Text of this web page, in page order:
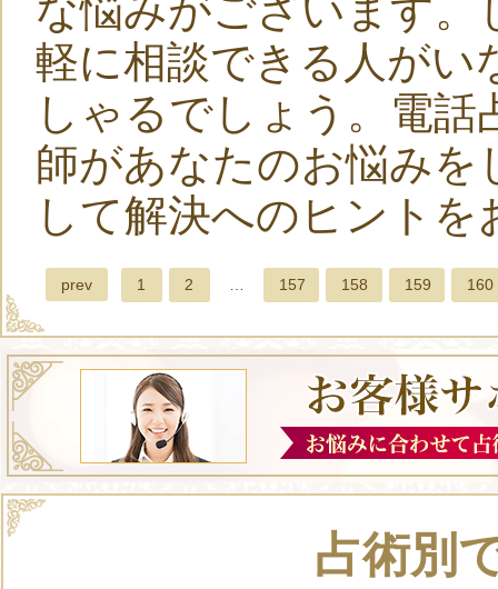
な悩みがございます
軽に相談できる人がい
しゃるでしょう。電
師があなたのお悩みを
して解決へのヒントを
prev 1 2 … 157 158 159 160
占術別